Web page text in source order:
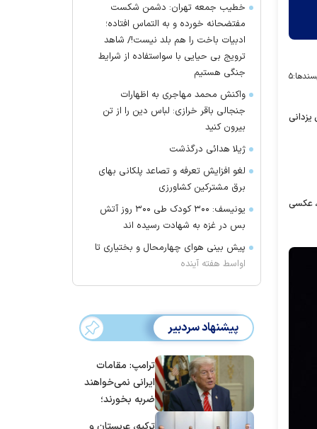
۵
پیروزی حسن یزدانی
عکسی
خطیب جمعه تهران: دشمن شکست
مفتضحانه خورده و به التماس افتاده؛
ادبیات باخت را هم بلد نیست!/ شاهد
ترویج بی حیایی با سواستفاده از شرایط
جنگی هستیم
واکنش محمد مهاجری به اظهارات
جنجالی باقر خرازی: لباس دین را از تن
بیرون کنید
ژیلا هدائی درگذشت
لغو افزایش تعرفه و تصاعد پلکانی بهای
برق مشترکین کشاورزی
یونیسف: ۳۰۰ کودک طی ۳۰۰ روز آتش
بس در غزه به شهادت رسیده اند
پیش بینی هوای چهارمحال و بختیاری تا
اواسط هفته آینده
پیشنهاد سردبیر
ترامپ: مقامات
ایرانی نمی‌خواهند
ضربه بخورند؛